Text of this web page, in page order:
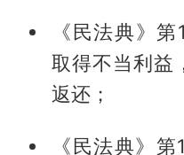
《民法典》
取得不当利益
返还；
《民法典》